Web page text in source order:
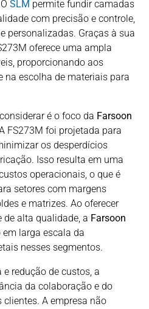
SLM permite fundir camadas
com precisão e controle,
personalizadas. Graças à sua
oferece uma ampla
proporcionando aos
escolha de materiais para
é o foco da Farsoon
FS273M foi projetada para
os desperdícios
Isso resulta em uma
operacionais, o que é
setores com margens
e matrizes. Ao oferecer
alta qualidade, a Farsoon
larga escala da
nesses segmentos.
redução de custos, a
da colaboração e do
A empresa não